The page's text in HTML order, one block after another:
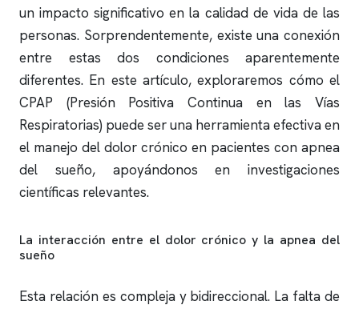
un impacto significativo en la calidad de vida de las
personas. Sorprendentemente, existe una conexión
entre estas dos condiciones aparentemente
diferentes. En este artículo, exploraremos cómo el
CPAP (Presión Positiva Continua en las Vías
Respiratorias) puede ser una herramienta efectiva en
el manejo del dolor crónico en pacientes con apnea
del sueño, apoyándonos en investigaciones
científicas relevantes.
La interacción entre el dolor crónico y la apnea del
sueño
Esta relación es compleja y bidireccional. La falta de